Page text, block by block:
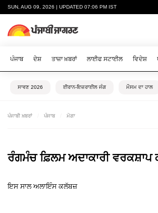
SUN, AUG 09, 2026 | UPDATED 07:06 PM IST
ਪੰਜਾਬ ਦੇਸ਼ ਤਾਜ਼ਾ ਖ਼ਬਰਾਂ ਲਾਈਫ ਸਟਾਈਲ ਵਿਦੇਸ਼
ਸਾਵਣ 2026 ਈਰਾਨ-ਇਜ਼ਰਾਈਲ ਜੰਗ ਮੌਸਮ ਦਾ ਹਾਲ
ਪੰਜਾਬੀ ਖ਼ਬਰਾਂ ਪੰਜਾਬ ਮੋਗਾ
ਰੰਗਮੰਚ ਫ਼ਿਲਮ ਅਦਾਕਾਰੀ ਵਰਕਸ਼ਾਪ
ਇਸ ਸਾਲ ਅਲਾਇੰਸ ਕਲੱਬਜ਼